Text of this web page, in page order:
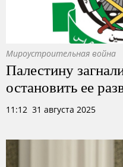
Мироустроительная война
Палестину
остановить ее
11:12 31 августа 2025